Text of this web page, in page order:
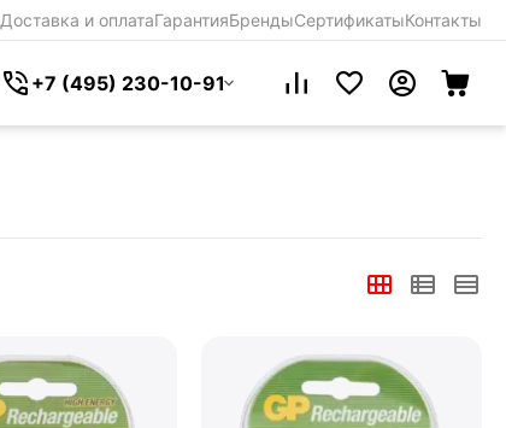
Доставка и оплатаГарантияБрендыСертификатыКонтакты
+7 (495) 230-10-91